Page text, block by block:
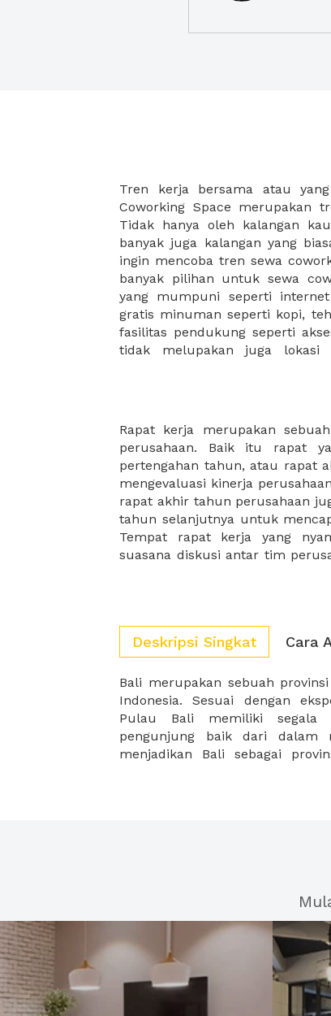
Tren kerja bersama atau
Coworking Space merupakan
Tidak hanya oleh kalangan
banyak juga kalangan yang
ingin mencoba tren sewa
banyak pilihan untuk sewa
yang mumpuni seperti
gratis minuman seperti kopi,
fasilitas pendukung seperti
tidak melupakan juga lokasi
strategis, yang tersebar di
membantu para wirausaha
karena harga yang
disesuaikan dengan budget
coworking space di XWORK
menemukan komunitas
membantu mengembangkan
Rapat kerja merupakan
perusahaan. Baik itu rapat
pertengahan tahun, atau rapat
mengevaluasi kinerja
rapat akhir tahun perusahaan
tahun selanjutnya untuk
Tempat rapat kerja yang
suasana diskusi antar tim
rapat kerja akan semakin
paket makanan yang lezat dan
karena biasanya rapat kerja
bulanan akan memakan waktu
makanan akan menjadi
Deskripsi Singkat Cara
Bali merupakan sebuah
Indonesia. Sesuai dengan
Pulau Bali memiliki segala
pengunjung baik dari dalam
menjadikan Bali sebagai
terbanyak setiap tahunnya.
dibangun berbagai hotel
gedung perkantoran karena